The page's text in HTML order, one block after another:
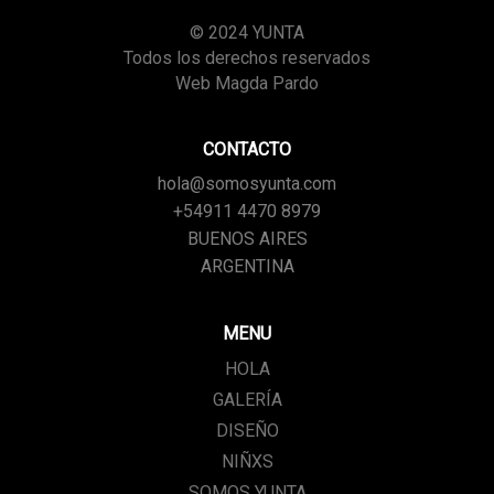
© 2024 YUNTA
Todos los derechos reservados
Web Magda Pardo
CONTACTO
hola@somosyunta.com
+54911 4470 8979
BUENOS AIRES
ARGENTINA
MENU
HOLA
GALERÍA
DISEÑO
NIÑXS